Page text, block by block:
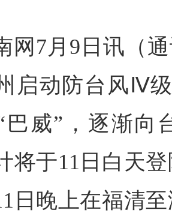
网7月9日讯（
启动防台风Ⅳ
巴威”，逐渐向
将于11日白天
日晚上在福清